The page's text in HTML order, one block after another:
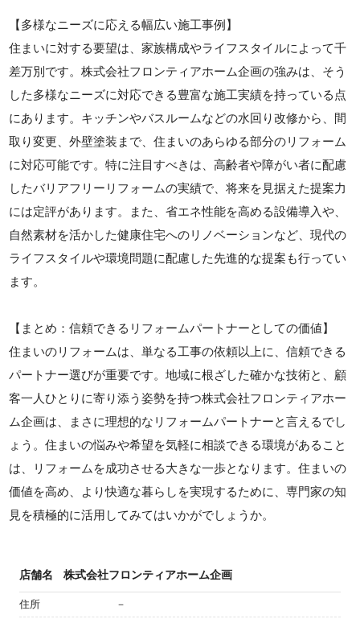
【多様なニーズに応える幅広い施工事例】
住まいに対する要望は、家族構成やライフスタイルによって千
差万別です。株式会社フロンティアホーム企画の強みは、そう
した多様なニーズに対応できる豊富な施工実績を持っている点
にあります。キッチンやバスルームなどの水回り改修から、間
取り変更、外壁塗装まで、住まいのあらゆる部分のリフォーム
に対応可能です。特に注目すべきは、高齢者や障がい者に配慮
したバリアフリーリフォームの実績で、将来を見据えた提案力
には定評があります。また、省エネ性能を高める設備導入や、
自然素材を活かした健康住宅へのリノベーションなど、現代の
ライフスタイルや環境問題に配慮した先進的な提案も行ってい
ます。
【まとめ：信頼できるリフォームパートナーとしての価値】
住まいのリフォームは、単なる工事の依頼以上に、信頼できる
パートナー選びが重要です。地域に根ざした確かな技術と、顧
客一人ひとりに寄り添う姿勢を持つ株式会社フロンティアホー
ム企画は、まさに理想的なリフォームパートナーと言えるでし
ょう。住まいの悩みや希望を気軽に相談できる環境があること
は、リフォームを成功させる大きな一歩となります。住まいの
価値を高め、より快適な暮らしを実現するために、専門家の知
見を積極的に活用してみてはいかがでしょうか。
店舗名 株式会社フロンティアホーム企画
住所 －